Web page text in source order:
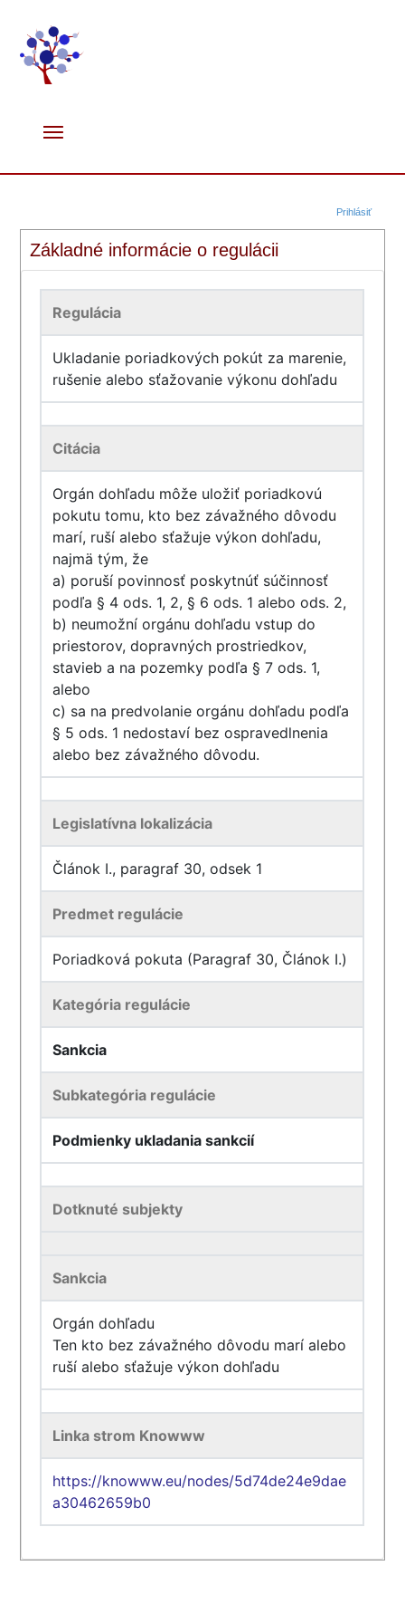
Prihlásiť
Základné informácie o regulácii
Regulácia
Ukladanie poriadkových pokút za marenie,
rušenie alebo sťažovanie výkonu dohľadu
Citácia
Orgán dohľadu môže uložiť poriadkovú
pokutu tomu, kto bez závažného dôvodu
marí, ruší alebo sťažuje výkon dohľadu,
najmä tým, že
a) poruší povinnosť poskytnúť súčinnosť
podľa § 4 ods. 1, 2, § 6 ods. 1 alebo ods. 2,
b) neumožní orgánu dohľadu vstup do
priestorov, dopravných prostriedkov,
stavieb a na pozemky podľa § 7 ods. 1,
alebo
c) sa na predvolanie orgánu dohľadu podľa
§ 5 ods. 1 nedostaví bez ospravedlnenia
alebo bez závažného dôvodu.
Legislatívna lokalizácia
Článok I., paragraf 30, odsek 1
Predmet regulácie
Poriadková pokuta (Paragraf 30, Článok I.)
Kategória regulácie
Sankcia
Subkategória regulácie
Podmienky ukladania sankcií
Dotknuté subjekty
Sankcia
Orgán dohľadu
Ten kto bez závažného dôvodu marí alebo
ruší alebo sťažuje výkon dohľadu
Linka strom Knowww
https://knowww.eu/nodes/5d74de24e9dae
a30462659b0